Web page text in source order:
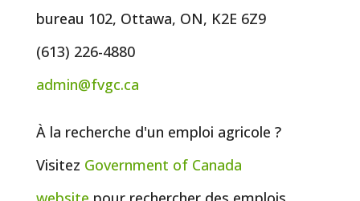
bureau 102, Ottawa, ON, K2E 6Z9
(613) 226-4880
admin@fvgc.ca
À la recherche d'un emploi agricole ?
Visitez Government of Canada